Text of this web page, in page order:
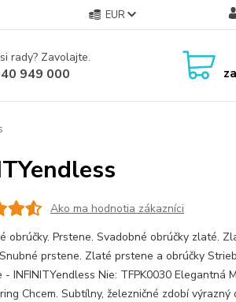
EUR
rady? Zavolajte.
949 000 za
Ako ma hodnotia zákazníci
obrúčky. Prstene. Svadobné obrúčky zlaté.
prstene. Zlaté prstene a obrúčky
INFINITYendless Nie: TFPK0030 Elegantná
Chcem. Subtílny, železničné zdobí výrazný